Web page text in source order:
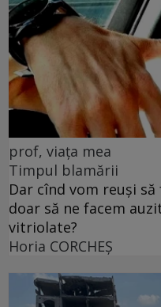
prof, viața mea
Timpul blamării
Dar cînd vom reuși
doar să ne facem
vitriolate?
Horia CORCHEŞ